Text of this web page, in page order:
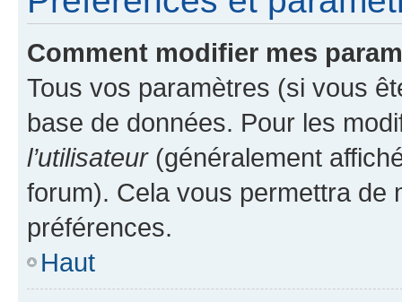
Comment modifier mes
Tous vos paramètres (si vous
base de données. Pour les
l’utilisateur(généralement
forum). Cela vous permettra de
préférences.
Haut